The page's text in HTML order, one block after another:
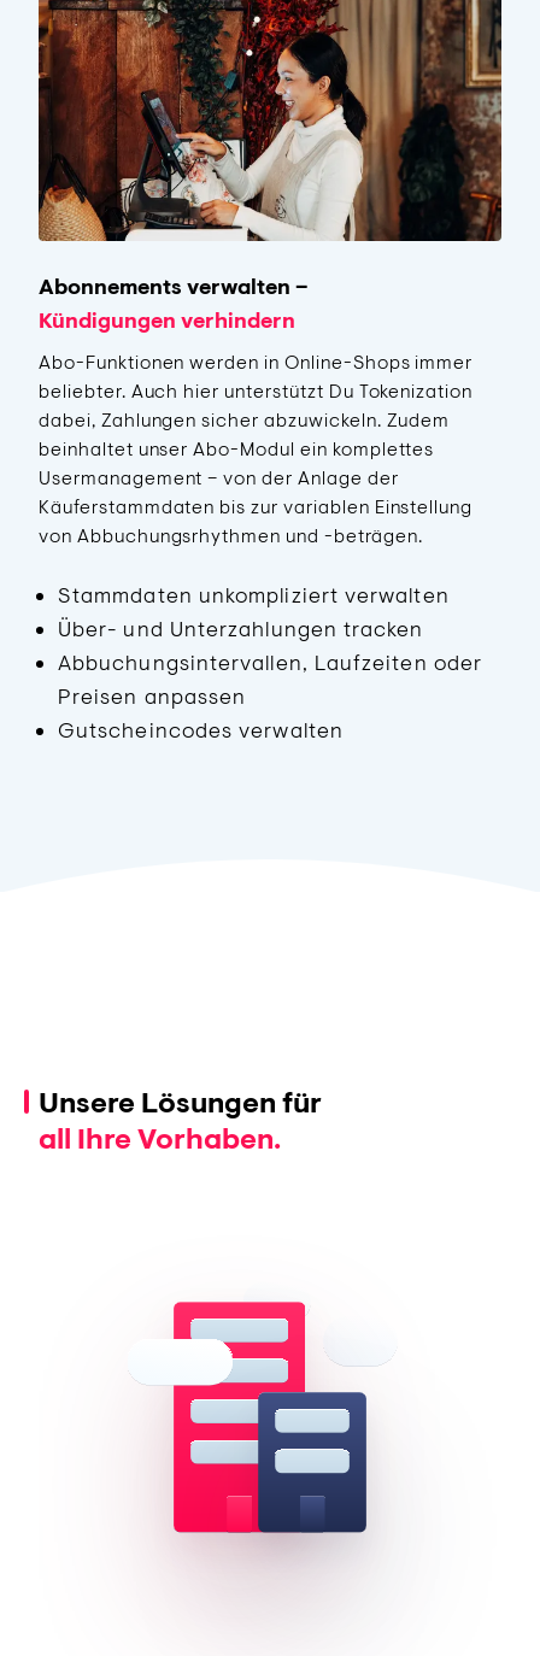
Abonnements verwalten –
Kündigungen verhindern
Abo-Funktionen werden in Online-Shops immer
beliebter. Auch hier unterstützt Du Tokenization
dabei, Zahlungen sicher abzuwickeln. Zudem
beinhaltet unser Abo-Modul ein komplettes
Usermanagement – von der Anlage der
Käuferstammdaten bis zur variablen Einstellung
von Abbuchungsrhythmen und -beträgen.
Stammdaten unkompliziert verwalten
Über- und Unterzahlungen tracken
Abbuchungsintervallen, Laufzeiten oder
Preisen anpassen
Gutscheincodes verwalten
Unsere Lösungen für
all Ihre Vorhaben.